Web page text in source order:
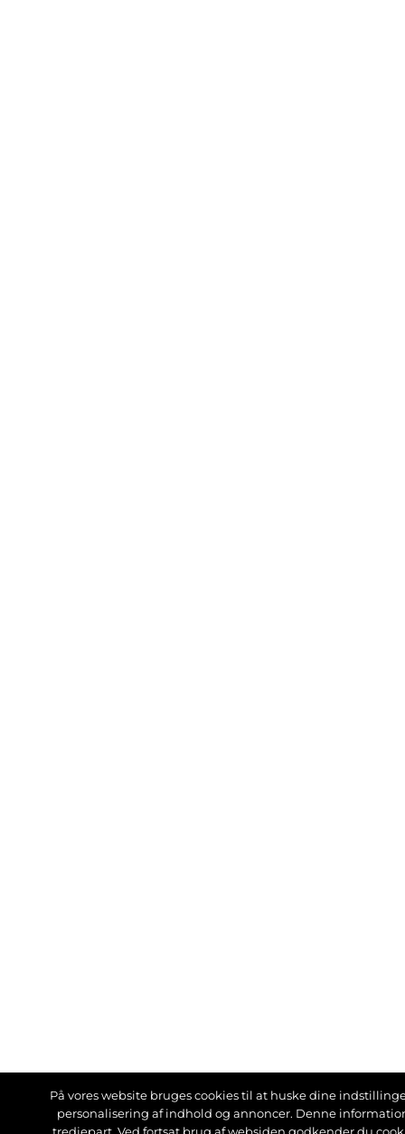
På vores website bruges cookies til at huske dine
personalisering af indhold og annoncer. Denne